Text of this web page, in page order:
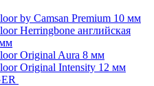
by Camsan Premium 10 мм
Herringbone английская
Original Aura 8 мм
Original Intensity 12 мм